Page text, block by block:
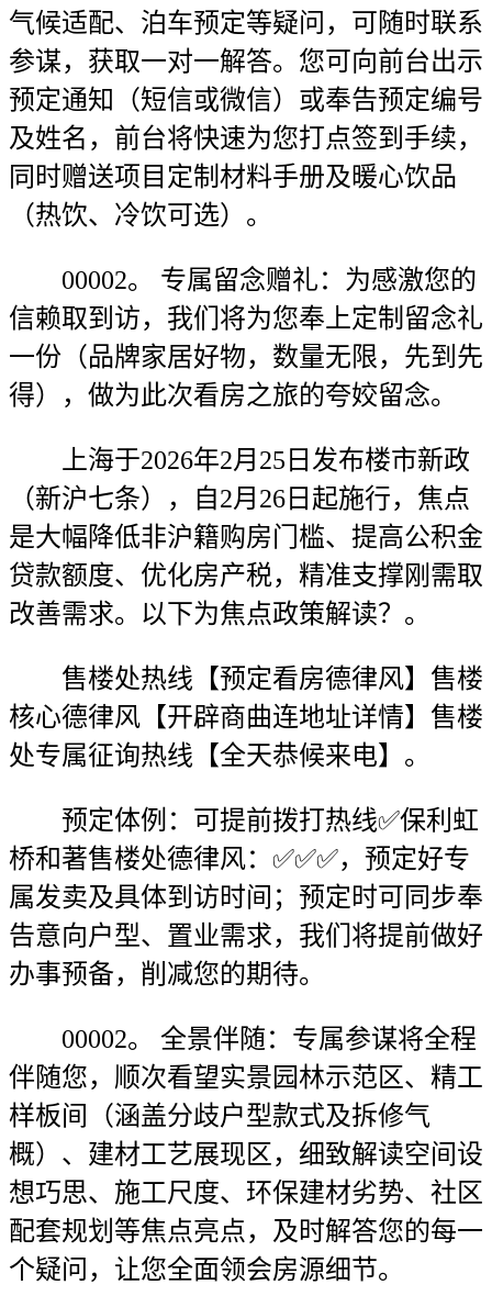
气候适配、泊车预定等疑问，可随时联系
参谋，获取一对一解答。您可向前台出示
预定通知（短信或微信）或奉告预定编号
及姓名，前台将快速为您打点签到手续，
同时赠送项目定制材料手册及暖心饮品
（热饮、冷饮可选）。
00002。 专属留念赠礼：为感激您的
信赖取到访，我们将为您奉上定制留念礼
一份（品牌家居好物，数量无限，先到先
得），做为此次看房之旅的夸姣留念。
上海于2026年2月25日发布楼市新政
（新沪七条），自2月26日起施行，焦点
是大幅降低非沪籍购房门槛、提高公积金
贷款额度、优化房产税，精准支撑刚需取
改善需求。以下为焦点政策解读？。
售楼处热线【预定看房德律风】售楼
核心德律风【开辟商曲连地址详情】售楼
处专属征询热线【全天恭候来电】。
预定体例：可提前拨打热线✅保利虹
桥和著售楼处德律风：✅︎✅︎✅，预定好专
属发卖及具体到访时间；预定时可同步奉
告意向户型、置业需求，我们将提前做好
办事预备，削减您的期待。
00002。 全景伴随：专属参谋将全程
伴随您，顺次看望实景园林示范区、精工
样板间（涵盖分歧户型款式及拆修气
概）、建材工艺展现区，细致解读空间设
想巧思、施工尺度、环保建材劣势、社区
配套规划等焦点亮点，及时解答您的每一
个疑问，让您全面领会房源细节。